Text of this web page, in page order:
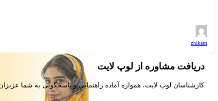
zhikam
دریافت مشاوره از لوپ لایت
کارشناسان لوپ لایت، همواره آماده راهنمایی و پاسخگویی به شما